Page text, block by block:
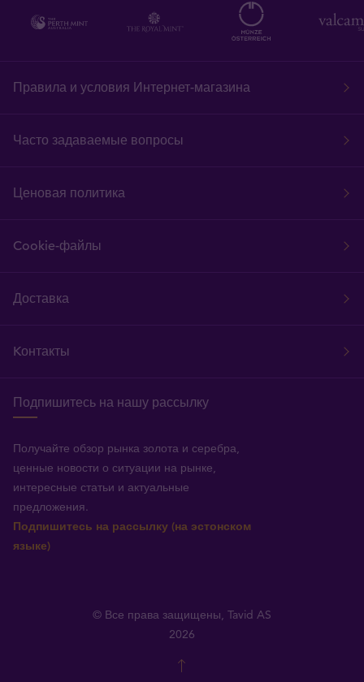
Правила и условия Интернет-магазина
Часто задаваемые вопросы
Ценовая политика
Cookie-файлы
Доставка
Kонтакты
Подпишитесь на нашу рассылку
Получайте обзор рынка золота и серебра,
ценные новости о ситуации на рынке,
интересные статьи и актуальные
предложения.
Подпишитесь на рассылку (на эстонском
языке)
© Все права защищены, Tavid AS
2026